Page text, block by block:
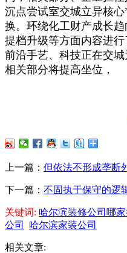
沉点尝试室交城立异核
换。环绕化工财产成长
提档升级等方面内容进
前沿手艺、科技正在交
相关部分将提高坐位，
上一篇： 但依法不形成垄断
下一篇： 不固执于保守的逻
关键词: 哈尔滨装修公司哪
公司
哈尔滨家装公司
相关文章: